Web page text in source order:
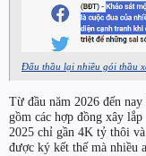
Đấu thầu lại nhiều gói thầu
Từ đầu năm 2026 đến
gồm các hợp đồng xây
2025 chỉ gần 4K tỷ thôi
được ký kết thế mà nhiều